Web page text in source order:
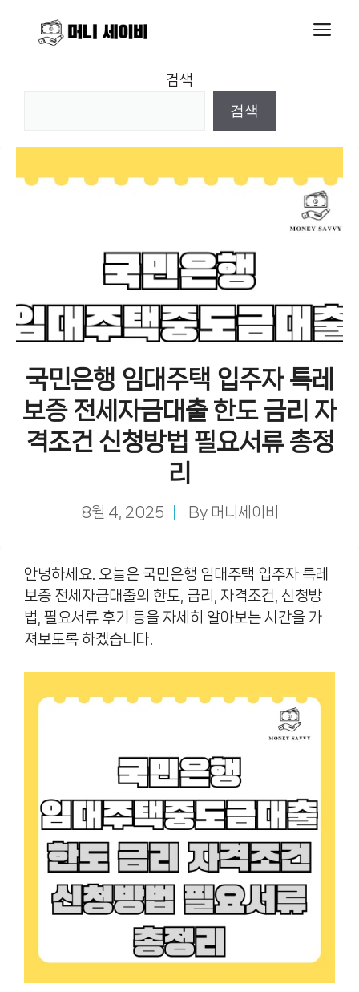
검색
검색
국민은행 임대주택 입주자 특레
보증 전세자금대출 한도 금리 자
격조건 신청방법 필요서류 총정
리
8월 4, 2025 By 머니세이비
안녕하세요. 오늘은 국민은행 임대주택 입주자 특레
보증 전세자금대출의 한도, 금리, 자격조건, 신청방
법, 필요서류 후기 등을 자세히 알아보는 시간을 가
져보도록 하겠습니다.